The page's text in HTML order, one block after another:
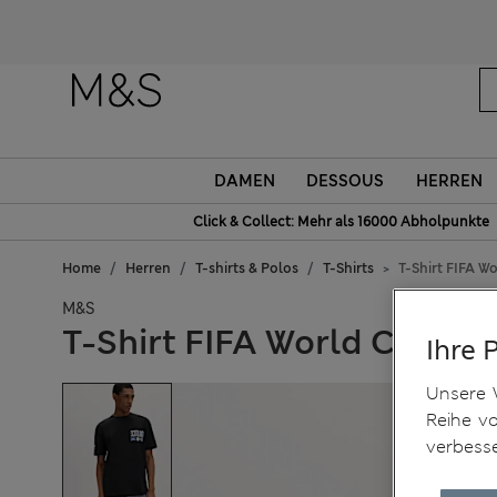
DAMEN DESSOUS HERREN
Click & Collect: Mehr als 16000 Abholpunkte
Home Herren T-shirts & Polos T-Shirts T-Shirt FIFA
M&S
T-Shirt FIFA World CupIhre
Unsere
Reihe